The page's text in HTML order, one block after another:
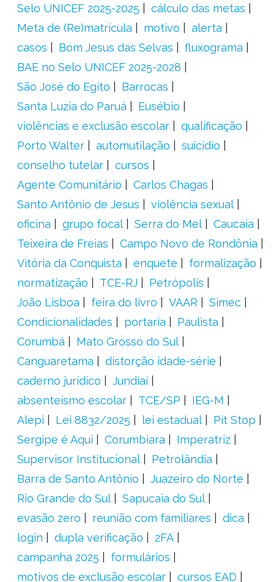
Selo UNICEF 2025-2025
cálculo das metas
Meta de (Re)matrícula
motivo
alerta
casos
Bom Jesus das Selvas
fluxograma
BAE no Selo UNICEF 2025-2028
São José do Egito
Barrocas
Santa Luzia do Paruá
Eusébio
violências e exclusão escolar
qualificação
Porto Walter
automutilação
suicídio
conselho tutelar
cursos
Agente Comunitário
Carlos Chagas
Santo Antônio de Jesus
violência sexual
oficina
grupo focal Serra do Mel
Caucaia
Teixeira de Freias
Campo Novo de Rondônia
Vitória da Conquista
enquete
formalização
normatização
TCE-RJ
Petrópolis
João Lisboa
feira do livro VAAR
Simec
Condicionalidades
portaria
Paulista
Corumbá
Mato Grosso do Sul
Canguaretama
distorção idade-série
caderno jurídico
Jundiaí
absenteísmo escolar
TCE/SP
IEG-M
Alepi
Lei 8832/2025 lei estadual
Pit Stop
Sergipe é Aqui
Corumbiara
Imperatriz
Supervisor Institucional
Petrolândia
Barra de Santo Antônio
Juazeiro do Norte
Rio Grande do Sul
Sapucaia do Sul
evasão zero
reunião com familiares
dica
login
dupla verificação
2FA
campanha 2025
formulários
motivos de exclusão escolar
cursos EAD